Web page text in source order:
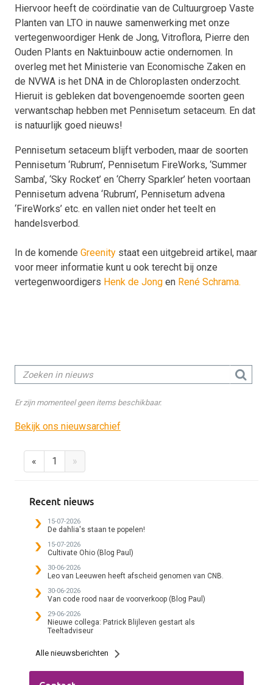
Hiervoor heeft de coördinatie van de Cultuurgroep Vaste
Planten van LTO in nauwe samenwerking met onze
vertegenwoordiger Henk de Jong, Vitroflora, Pierre den
Ouden Plants en Naktuinbouw actie ondernomen. In
overleg met het Ministerie van Economische Zaken en
de NVWA is het DNA in de Chloroplasten onderzocht.
Hieruit is gebleken dat bovengenoemde soorten geen
verwantschap hebben met Pennisetum setaceum. En dat
is natuurlijk goed nieuws!
Pennisetum setaceum blijft verboden, maar de soorten
Pennisetum ‘Rubrum’, Pennisetum FireWorks, ‘Summer
Samba’, ‘Sky Rocket’ en ‘Cherry Sparkler’ heten voortaan
Pennisetum advena ‘Rubrum’, Pennisetum advena
‘FireWorks’ etc. en vallen niet onder het teelt en
handelsverbod.
In de komende Greenity staat een uitgebreid artikel, maar
voor meer informatie kunt u ook terecht bij onze
vertegenwoordigers Henk de Jong en René Schrama.
Er zijn momenteel geen items beschikbaar.
Bekijk ons nieuwsarchief
« 1 »
Recent nieuws
15-07-2026
De dahlia's staan te popelen!
15-07-2026
Cultivate Ohio (Blog Paul)
30-06-2026
Leo van Leeuwen heeft afscheid genomen van CNB.
30-06-2026
Van code rood naar de voorverkoop (Blog Paul)
29-06-2026
Nieuwe collega: Patrick Blijleven gestart als
Teeltadviseur
Alle nieuwsberichten